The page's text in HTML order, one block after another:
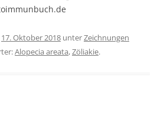
17. Oktober 2018 unterZeichnungen
Alopecia areata,Zöliakie.